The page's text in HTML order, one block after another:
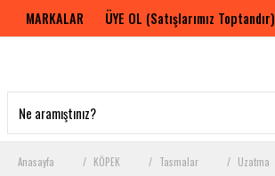
MARKALAR ÜYE OL (Satışlarımız Toptandır)
Anasayfa KÖPEK Tasmalar Uzatma